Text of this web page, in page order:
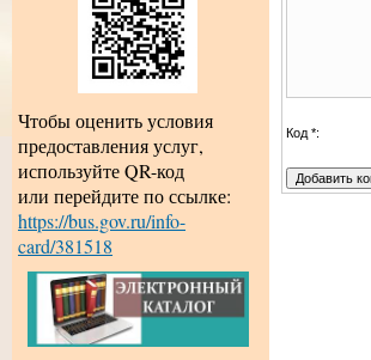
Чтобы оценить условия
предоставления услуг,
используйте QR-код
или перейдите по ссылке:
https://bus.gov.ru/info-
card/381518
Код *: